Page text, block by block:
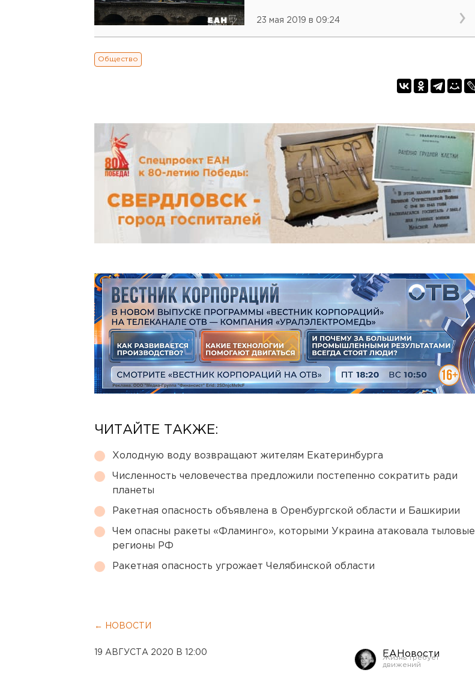
23 мая 2019 в 09:24
Общество
ЧИТАЙТЕ ТАКЖЕ:
Холодную воду возвращают жителям Екатеринбурга
Численность человечества предложили постепенно сократить ради
планеты
Ракетная опасность объявлена в Оренбургской области и Башкирии
Чем опасны ракеты «Фламинго», которыми Украина атаковала тыловые
регионы РФ
Ракетная опасность угрожает Челябинской области
← НОВОСТИ
19 АВГУСТА 2020 В 12:00 ЕАНовости